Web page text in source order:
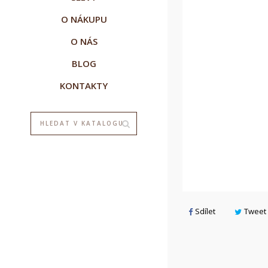
O NÁKUPU
O NÁS
BLOG
KONTAKTY
Sdílet Tweet